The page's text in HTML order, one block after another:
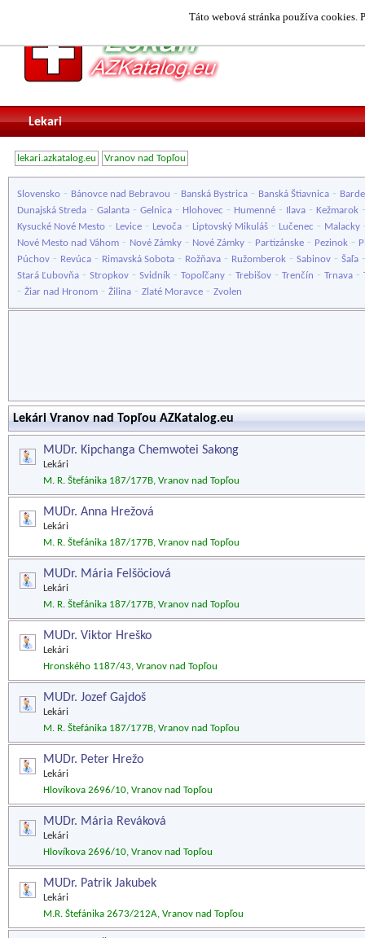
Táto webová stránka používa cookies.
Lekari
lekari.azkatalog.eu Vranov nad Topľou
Slovensko - Bánovce nad Bebravou - Banská Bystrica - Banská Štiavnica -
Dunajská Streda - Galanta - Gelnica - Hlohovec - Humenné - Ilava - Kežmarok
Kysucké Nové Mesto - Levice - Levoča - Liptovský Mikuláš - Lučenec - Malacky
Nové Mesto nad Váhom - Nové Zámky - Nové Zámky - Partizánske - Pezinok -
Púchov - Revúca - Rimavská Sobota - Rožňava - Ružomberok - Sabinov - Šaľa
Stará Ľubovňa - Stropkov - Svidník - Topoľčany - Trebišov - Trenčín - Trnava -
- Žiar nad Hronom - Žilina - Zlaté Moravce - Zvolen
Lekári Vranov nad Topľou AZKatalog.eu
MUDr. Kipchanga Chemwotei Sakong
Lekári
M. R. Štefánika 187/177B, Vranov nad Topľou
MUDr. Anna Hrežová
Lekári
M. R. Štefánika 187/177B, Vranov nad Topľou
MUDr. Mária Felšöciová
Lekári
M. R. Štefánika 187/177B, Vranov nad Topľou
MUDr. Viktor Hreško
Lekári
Hronského 1187/43, Vranov nad Topľou
MUDr. Jozef Gajdoš
Lekári
M. R. Štefánika 187/177B, Vranov nad Topľou
MUDr. Peter Hrežo
Lekári
Hlovíkova 2696/10, Vranov nad Topľou
MUDr. Mária Reváková
Lekári
Hlovíkova 2696/10, Vranov nad Topľou
MUDr. Patrik Jakubek
Lekári
M.R. Štefánika 2673/212A, Vranov nad Topľou